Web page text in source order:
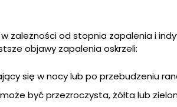
zależności od stopnia zapalenia i
objawy zapalenia oskrzeli:
się w nocy lub po przebudzeniu
być przezroczysta, żółta lub